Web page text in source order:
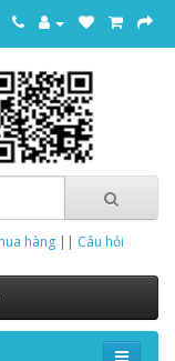
hàng || Câu hỏi